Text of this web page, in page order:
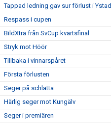
Tappad ledning gav sur förlust i Ystad
Respass i cupen
BildXtra från SvCup kvartsfinal
Stryk mot Höör
Tillbaka i vinnarspåret
Första förlusten
Seger på schlätta
Härlig seger mot Kungälv
Seger i premiären